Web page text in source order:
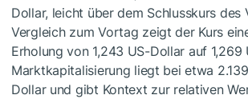
Dollar, leicht über dem Schlusskurs des
Vergleich zum Vortag zeigt der Kurs
Erholung von 1,243 US-Dollar auf 1,269
Marktkapitalisierung liegt bei etwa
Dollar und gibt Kontext zur relativen